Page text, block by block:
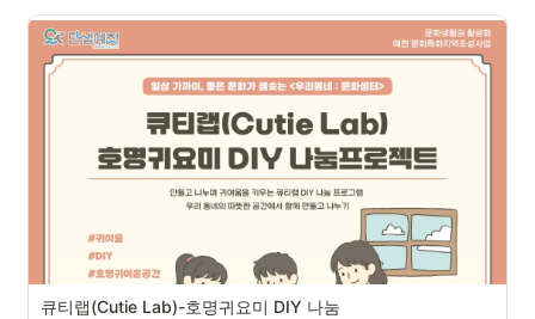
큐티랩(Cutie Lab)-호명귀요미 DIY 나눔